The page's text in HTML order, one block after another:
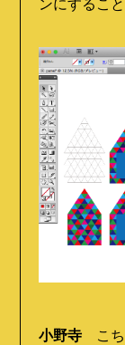
小野寺 こち